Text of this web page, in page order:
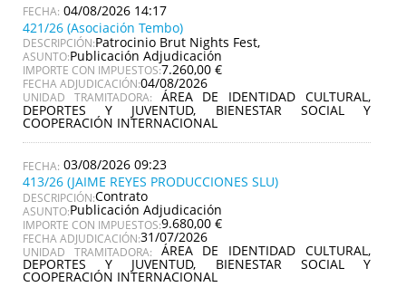
04/08/2026 14:17
421/26 (Asociación Tembo)
DESCRIPCIÓN:Patrocinio Brut Nights Fest,
ASUNTO:Publicación Adjudicación
IMPORTE CON IMPUESTOS:7.260,00 €
FECHA ADJUDICACIÓN:04/08/2026
UNIDAD TRAMITADORA: ÁREA DE IDENTIDAD CULTURAL,
DEPORTES Y JUVENTUD, BIENESTAR SOCIAL Y
COOPERACIÓN INTERNACIONAL
03/08/2026 09:23
413/26 (JAIME REYES PRODUCCIONES SLU)
DESCRIPCIÓN:Contrato
ASUNTO:Publicación Adjudicación
IMPORTE CON IMPUESTOS:9.680,00 €
FECHA ADJUDICACIÓN:31/07/2026
UNIDAD TRAMITADORA: ÁREA DE IDENTIDAD CULTURAL,
DEPORTES Y JUVENTUD, BIENESTAR SOCIAL Y
COOPERACIÓN INTERNACIONAL